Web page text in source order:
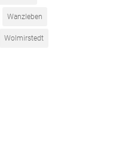
Wanzleben
Wolmirstedt